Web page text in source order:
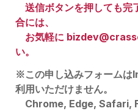
送信ボタンを押しても完
合には、
お気軽に
い。
※この申し込みフォーム
利用いただけません。
Chrome, Edge, Safari,